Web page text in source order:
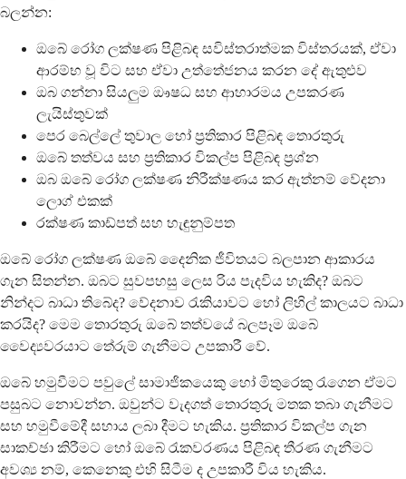
බලන්න:
ඔබේ රෝග ලක්ෂණ පිළිබඳ සවිස්තරාත්මක විස්තරයක්, ඒවා
ආරම්භ වූ විට සහ ඒවා උත්තේජනය කරන දේ ඇතුළුව
ඔබ ගන්නා සියලුම ඖෂධ සහ ආහාරමය උපකරණ
ලැයිස්තුවක්
පෙර බෙල්ලේ තුවාල හෝ ප්‍රතිකාර පිළිබඳ තොරතුරු
ඔබේ තත්වය සහ ප්‍රතිකාර විකල්ප පිළිබඳ ප්‍රශ්න
ඔබ ඔබේ රෝග ලක්ෂණ නිරීක්ෂණය කර ඇත්නම් වේදනා
ලොග් එකක්
රක්ෂණ කාඩ්පත් සහ හැඳුනුම්පත
ඔබේ රෝග ලක්ෂණ ඔබේ දෛනික ජීවිතයට බලපාන ආකාරය
ගැන සිතන්න. ඔබට සුවපහසු ලෙස රිය පැදවිය හැකිද? ඔබට
නින්දට බාධා තිබේද? වේදනාව රැකියාවට හෝ ලිහිල් කාලයට බාධා
කරයිද? මෙම තොරතුරු ඔබේ තත්වයේ බලපෑම ඔබේ
වෛද්‍යවරයාට තේරුම් ගැනීමට උපකාරී වේ.
ඔබේ හමුවීමට පවුලේ සාමාජිකයෙකු හෝ මිතුරෙකු රැගෙන ඒමට
පසුබට නොවන්න. ඔවුන්ට වැදගත් තොරතුරු මතක තබා ගැනීමට
සහ හමුවීමේදී සහාය ලබා දීමට හැකිය. ප්‍රතිකාර විකල්ප ගැන
සාකච්ඡා කිරීමට හෝ ඔබේ රැකවරණය පිළිබඳ තීරණ ගැනීමට
අවශ්‍ය නම්, කෙනෙකු එහි සිටීම ද උපකාරී විය හැකිය.